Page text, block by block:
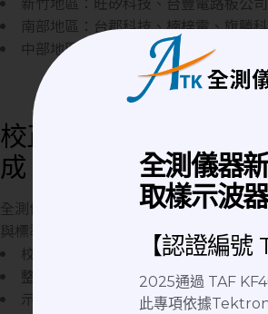
南部地區：台郡科技、楠梓電、旗勝
中部地區：同泰電子
校正流程與儀器保養一
成
全測儀器科技的中壢實驗室已建置完善的
與標準器，並依據 Tektronix 原廠手冊執
校正主機與模組全流程測試
整機保養與故障初步檢測
示波器與測棒整合式校正服務
全測儀器
取樣示波
【認證編號
2025通過 TAF
此專項依據